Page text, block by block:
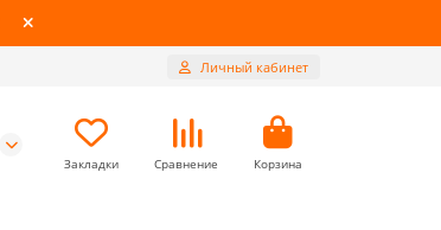
Личный кабинет
Закладки Сравнение Корзина